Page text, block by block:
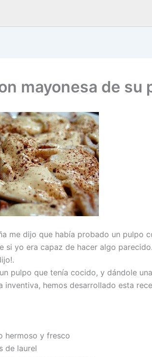
mayonesa de su
me dijo que había probado un pulpo
si yo era capaz de hacer algo parecido.
pulpo que tenía cocido, y dándole
inventiva, hemos desarrollado esta
hermoso y fresco
de laurel